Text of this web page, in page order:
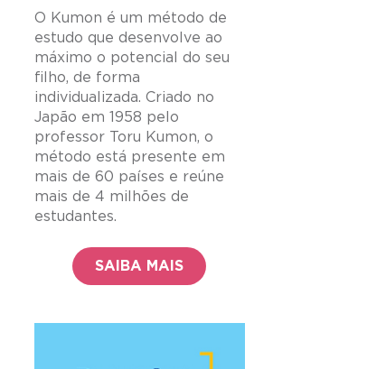
O Kumon é um método de
estudo que desenvolve ao
máximo o potencial do seu
filho, de forma
individualizada. Criado no
Japão em 1958 pelo
professor Toru Kumon, o
método está presente em
mais de 60 países e reúne
mais de 4 milhões de
estudantes.
SAIBA MAIS